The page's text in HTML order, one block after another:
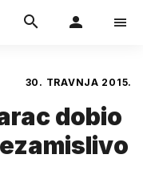
30. TRAVNJA 2015.
dobio